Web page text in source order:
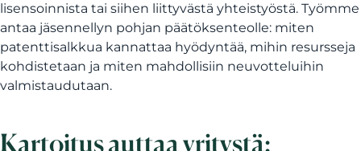
lisensoinnista tai siihen liittyvästä yhteistyöstä. Työmme
antaa jäsennellyn pohjan päätöksenteolle: miten
patenttisalkkua kannattaa hyödyntää, mihin resursseja
kohdistetaan ja miten mahdollisiin neuvotteluihin
valmistaudutaan.
Kartoitus auttaa yritystä: